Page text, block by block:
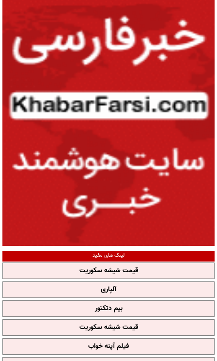
لینک های مفید
قیمت شیشه سکوریت
آلپاری
بیم دتکتور
قیمت شیشه سکوریت
فیلم آپنه خواب